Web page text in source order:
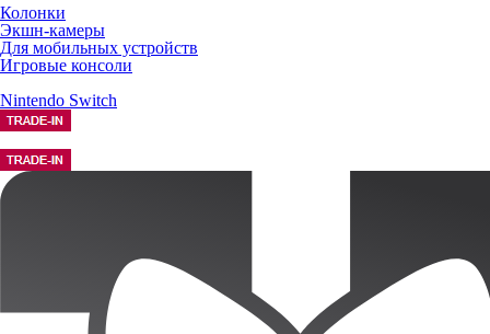
Колонки
Экшн-камеры
Для мобильных устройств
Игровые консоли
Nintendo Switch